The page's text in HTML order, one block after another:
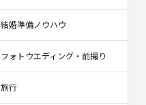
結婚準備ノウハウ
フォトウエディング・前撮り
旅行